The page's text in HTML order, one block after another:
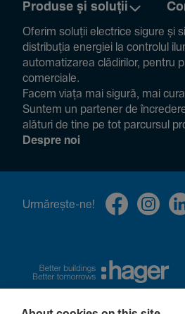
Produse și soluții
Oferim soluții electrice sigure și
distribuția energiei la controlul
auto­ma­ti­zarea clădi­rilor, pentru
comer­ciale.
Facem viața mai sigură, mai
Suntem un partener de
alături de tine pe tot parcursul
Despre noi
Urmă­rește-ne!